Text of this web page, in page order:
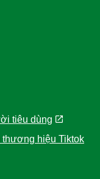
tiêu dùng
hiệu Tiktok